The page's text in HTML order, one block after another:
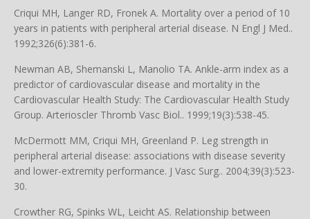
Criqui MH, Langer RD, Fronek A. Mortality over a period of 10
years in patients with peripheral arterial disease. N Engl J Med..
1992;326(6):381-6.
Newman AB, Shemanski L, Manolio TA. Ankle-arm index as a
predictor of cardiovascular disease and mortality in the
Cardiovascular Health Study: The Cardiovascular Health Study
Group. Arterioscler Thromb Vasc Biol.. 1999;19(3):538-45.
McDermott MM, Criqui MH, Greenland P. Leg strength in
peripheral arterial disease: associations with disease severity
and lower-extremity performance. J Vasc Surg.. 2004;39(3):523-
30.
Crowther RG, Spinks WL, Leicht AS. Relationship between